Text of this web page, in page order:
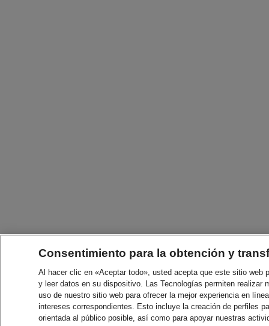
Consentimiento para la obtención y
Al hacer clic en «Aceptar todo», usted acepta que este sitio
y leer datos en su dispositivo. Las Tecnologías permiten
uso de nuestro sitio web para ofrecer la mejor experiencia en
intereses correspondientes. Esto incluye la creación de perfiles
orientada al público posible, así como para apoyar nuestras